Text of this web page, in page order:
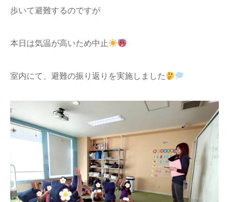
歩いて避難するのですが
本日は気温が高いため中止
室内にて、避難の振り返りを実施しました